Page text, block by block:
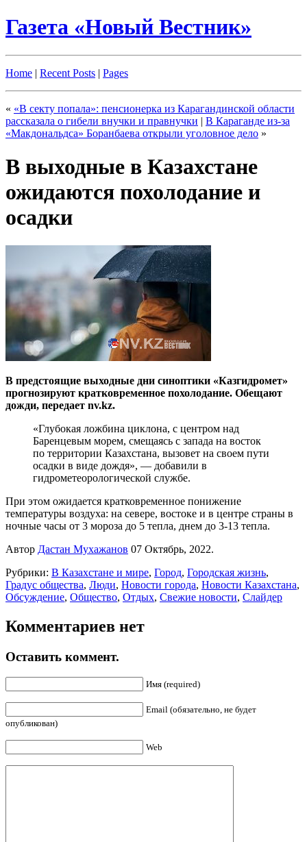
Газета «Новый Вестник»
Home | Recent Posts | Pages
« «В секту попала»: пенсионерка из Карагандинской области
рассказала о гибели внучки и правнучки | В Караганде из-за
«Макдональдса» Боранбаева открыли уголовное дело »
В выходные в Казахстане
ожидаются похолодание и
осадки
В предстоящие выходные дни синоптики «Казгидромет»
прогнозируют кратковременное похолодание. Обещают
дожди, передает nv.kz.
«Глубокая ложбина циклона, с центром над
Баренцевым морем, смещаясь с запада на восток
по территории Казахстана, вызовет на своем пути
осадки в виде дождя», — добавили в
гидрометеорологической службе.
При этом ожидается кратковременное понижение
температуры воздуха: на севере, востоке и в центре страны в
ночные часы от 3 мороза до 5 тепла, днем до 3-13 тепла.
Автор Дастан Мухажанов 07 Октябрь, 2022.
Рубрики: В Казахстане и мире, Город, Городская жизнь,
Градус общества, Люди, Новости города, Новости Казахстана,
Обсуждение, Общество, Отдых, Свежие новости, Слайдер
Комментариев нет
Оставить коммент.
Имя (required)
Email (обязательно, не будет
опубликован)
Web